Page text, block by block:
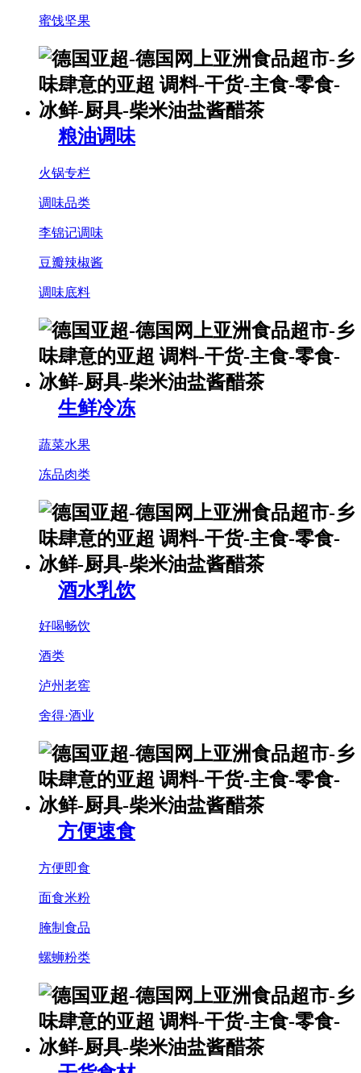
蜜饯坚果
粮油调味
火锅专栏
调味品类
李锦记调味
豆瓣辣椒酱
调味底料
生鲜冷冻
蔬菜水果
冻品肉类
酒水乳饮
好喝畅饮
酒类
泸州老窖
舍得·酒业
方便速食
方便即食
面食米粉
腌制食品
螺蛳粉类